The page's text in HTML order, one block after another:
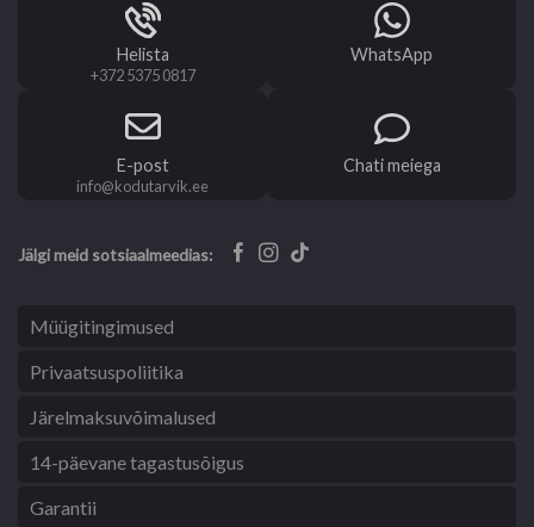
Helista
+372 5375 0817
WhatsApp
E-post
info@kodutarvik.ee
Chati meiega
Jälgi meid sotsiaalmeedias:
Müügitingimused
Privaatsuspoliitika
Järelmaksuvõimalused
14-päevane tagastusõigus
Garantii